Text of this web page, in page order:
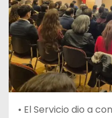
• El Servicio dio a